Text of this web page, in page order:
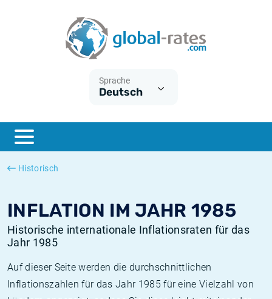
Sprache
Deutsch
Historisch
INFLATION IM JAHR 1985
Historische internationale Inflationsraten für das
Jahr 1985
Auf dieser Seite werden die durchschnittlichen
Inflationszahlen für das Jahr 1985 für eine Vielzahl von
ESTER
SONIA
Was ist die VPI-Inflation?
Was ist die HVPI-Inflation?
Deutsche inflation
Europäische inflation
Historische Euribor-Sätze
Historische ESTER-Sätze
Historische SOFR-Sätze
Historische SONIA-Sätze
Inflationsrechner